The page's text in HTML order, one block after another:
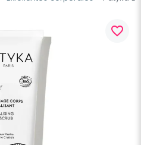
favorite_border